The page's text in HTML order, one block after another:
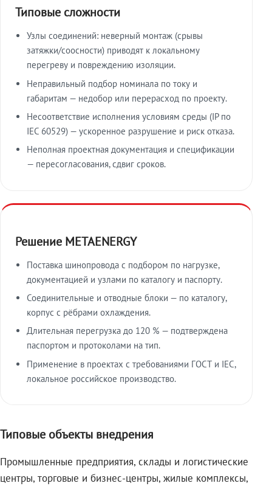
Типовые сложности
Узлы соединений: неверный монтаж (срывы
затяжки/соосности) приводят к локальному
перегреву и повреждению изоляции.
Неправильный подбор номинала по току и
габаритам — недобор или перерасход по проекту.
Несоответствие исполнения условиям среды (IP по
IEC 60529) — ускоренное разрушение и риск отказа.
Неполная проектная документация и спецификации
— пересогласования, сдвиг сроков.
Решение METAENERGY
Поставка шинопровода с подбором по нагрузке,
документацией и узлами по каталогу и паспорту.
Соединительные и отводные блоки — по каталогу,
корпус с рёбрами охлаждения.
Длительная перегрузка до 120 % — подтверждена
паспортом и протоколами на тип.
Применение в проектах с требованиями ГОСТ и IEC,
локальное российское производство.
Типовые объекты внедрения
Промышленные предприятия, склады и логистические
центры, торговые и бизнес-центры, жилые комплексы,